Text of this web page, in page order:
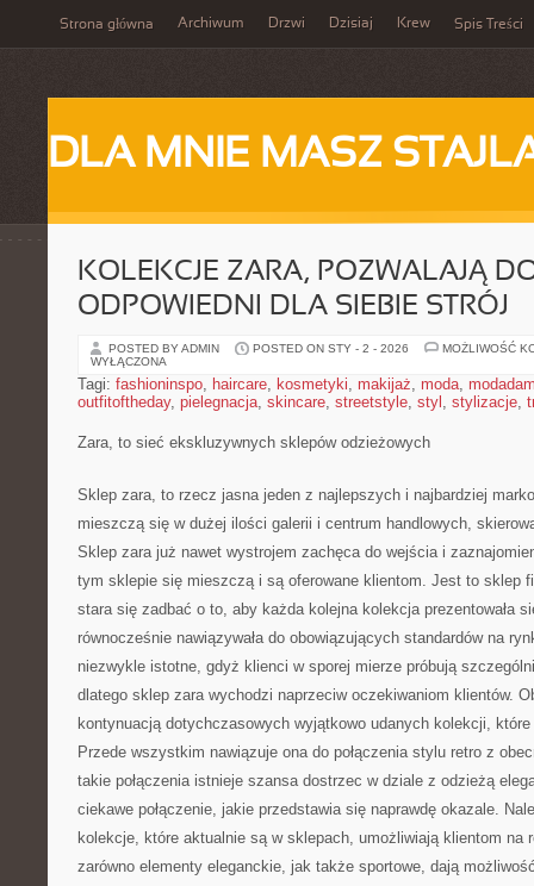
Strona główna Archiwum Drzwi Dzisiaj Krew Spis Treści
DLA MNIE MASZ
KOLEKCJE ZARA, POZWALAJĄ
ODPOWIEDNI DLA SIEBIE STRÓJ
POSTED BY ADMIN POSTED ON STY - 2 - 2026
MOŻLIWOŚĆ
WYŁĄCZONA
Tagi: fashioninspo, haircare, kosmetyki, makijaż, moda,
outfitoftheday, pielegnacja, skincare, streetstyle, styl , stylizacje,
Zara, to sieć ekskluzywnych sklepów odzieżowych
Sklep zara, to rzecz jasna jeden z najlepszych i najbardziej
mieszczą się w dużej ilości galerii i centrum handlowych,
Sklep zara już nawet wystrojem zachęca do wejścia i
tym sklepie się mieszczą i są oferowane klientom. Jest to sklep
stara się zadbać o to, aby każda kolejna kolekcja prezentowała
równocześnie nawiązywała do obowiązujących standardów na
niezwykle istotne, gdyż klienci w sporej mierze próbują
dlatego sklep zara wychodzi naprzeciw oczekiwaniom klientów.
kontynuacją dotychczasowych wyjątkowo udanych kolekcji,
Przede wszystkim nawiązuje ona do połączenia stylu retro z
takie połączenia istnieje szansa dostrzec w dziale z odzieżą
ciekawe połączenie, jakie przedstawia się naprawdę okazale.
kolekcje, które aktualnie są w sklepach, umożliwiają klientom na
zarówno elementy eleganckie, jak także sportowe, dają